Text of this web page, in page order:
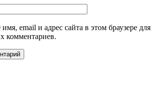
email и адрес сайта в этом браузере для
комментариев.